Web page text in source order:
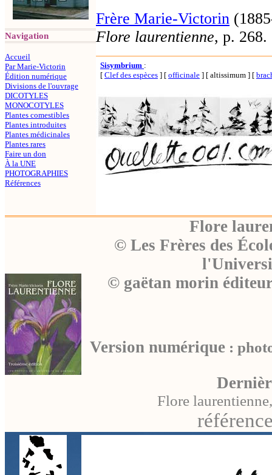
Navigation
Accueil
Par Marie-Victorin
Édition numérique
Divisions de l'ouvrage
DICOTYLES
MONOCOTYLES
Plantes comestibles
Plantes introduites
Plantes médicinales
Plantes rares
Faire un don
À la UNE
PHOTOGRAPHIES
Références
Frère Marie-Victorin
Flore laurentienne, p. 268.
Sisymbrium :
[ Clef des espèces ] [ officinale ] [ altissimum ] [
Flore
© Les Frères des
© gaëtan morin
Version numérique :
Flore